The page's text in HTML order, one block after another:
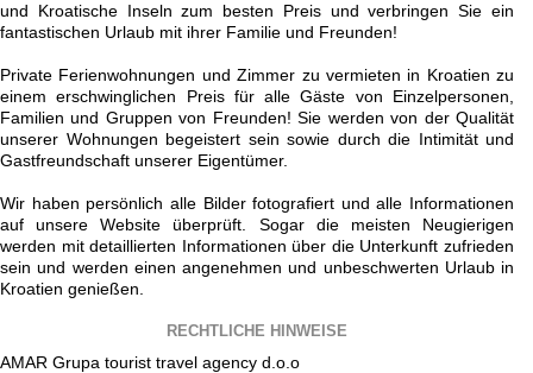
und Kroatische Inseln zum besten Preis und verbringen Sie ein
fantastischen Urlaub mit ihrer Familie und Freunden!
Private Ferienwohnungen und Zimmer zu vermieten in Kroatien zu
einem erschwinglichen Preis für alle Gäste von Einzelpersonen,
Familien und Gruppen von Freunden! Sie werden von der Qualität
unserer Wohnungen begeistert sein sowie durch die Intimität und
Gastfreundschaft unserer Eigentümer.
Wir haben persönlich alle Bilder fotografiert und alle Informationen
auf unsere Website überprüft. Sogar die meisten Neugierigen
werden mit detaillierten Informationen über die Unterkunft zufrieden
sein und werden einen angenehmen und unbeschwerten Urlaub in
Kroatien genießen.
RECHTLICHE HINWEISE
AMAR Grupa tourist travel agency d.o.o